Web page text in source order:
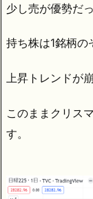
少し売が優勢だ
持ち株は1銘柄の
上昇トレンドが
このままクリス
す。